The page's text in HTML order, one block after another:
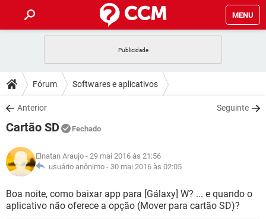
MENU
CELULAR FACEBOOK
OUTLOOK
INSTAGRAM
GUIA DE COMPRAS
DICAS
JOGOS WHATSAPP
INSTAGRAM GMAIL
GUIA DE COMPRAS
DOWNLOADS
JOGOS
CELULAR
OUTLOOK EXCEL
INSTAGRAM GMAIL
GUIA DE COMPRAS
JOGOS WHATSAPP
CELULAR
OUTLOOK EXCEL
GLOSSÁRIO
WHATSAPP
CELULAR FACEBOOK
Fórum Softwares e aplicativos
Anterior Seguinte
Cartão SD Fechado
Elnatan Araujo - 29 mai 2016 às 21:56
usuário anônimo - 30 mai 2016 às 02:05
Boa noite, como baixar app para [Gálaxy] W? ... e quando o
aplicativo não oferece a opção (Mover para cartão SD)?